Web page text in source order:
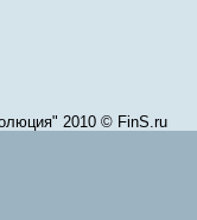
2010 © FinS.ru